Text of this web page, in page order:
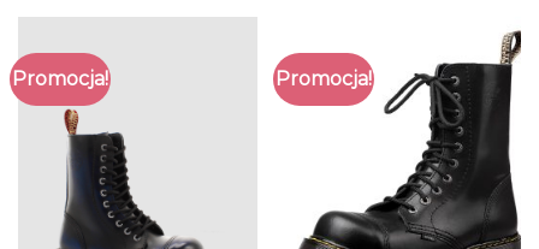
Promocja! Promocja!